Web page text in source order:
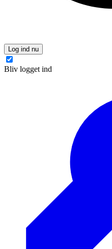
Log ind nu
Bliv logget ind